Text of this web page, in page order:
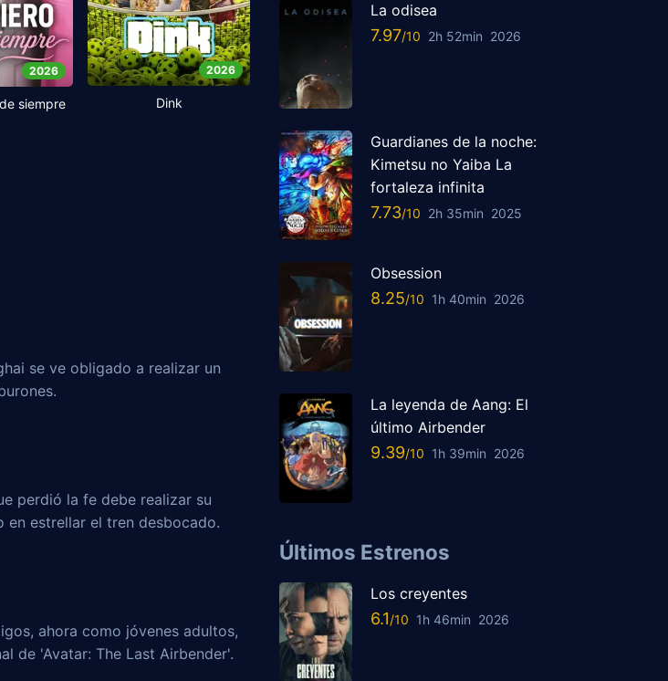
2026
siempre
2026
Dink
se ve obligado a realizar un
perdió la fe debe realizar su
en estrellar el tren desbocado.
ahora como jóvenes adultos,
de 'Avatar: The Last Airbender'.
La odisea
7.97 2h 52min 2026
Guardianes de la noche:
Kimetsu no Yaiba La
fortaleza infinita
7.73 2h 35min 2025
Obsession
8.25 1h 40min 2026
La leyenda de Aang: El
último Airbender
9.39 1h 39min 2026
Últimos Estrenos
Los creyentes
6.1 1h 46min 2026